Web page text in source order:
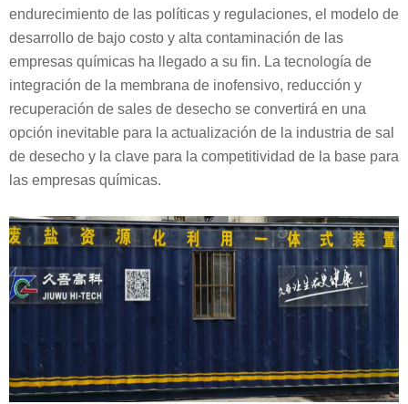
endurecimiento de las políticas y regulaciones, el modelo de
desarrollo de bajo costo y alta contaminación de las
empresas químicas ha llegado a su fin. La tecnología de
integración de la membrana de inofensivo, reducción y
recuperación de sales de desecho se convertirá en una
opción inevitable para la actualización de la industria de sal
de desecho y la clave para la competitividad de la base para
las empresas químicas.